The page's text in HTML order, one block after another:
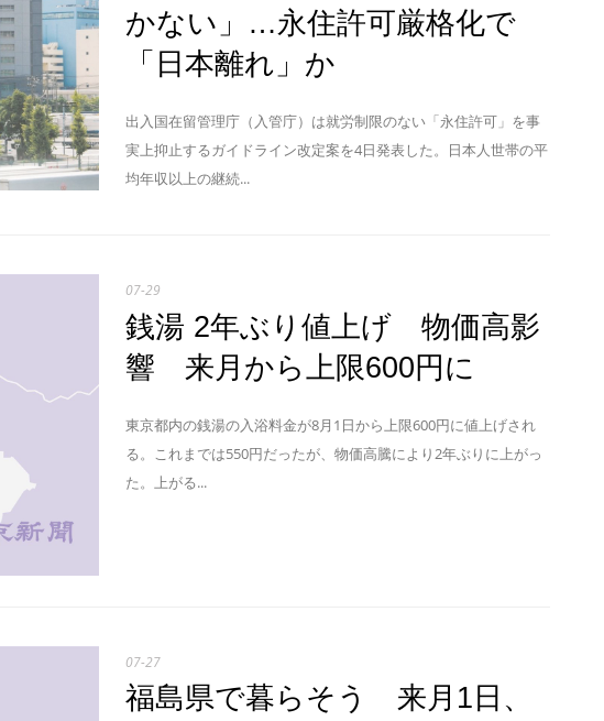
かない」…永住許可厳格化で
「日本離れ」か
出入国在留管理庁（入管庁）は就労制限のない「永住許可」を事
実上抑止するガイドライン改定案を4日発表した。日本人世帯の平
均年収以上の継続...
07-29
銭湯 2年ぶり値上げ 物価高影
響 来月から上限600円に
東京都内の銭湯の入浴料金が8月1日から上限600円に値上げされ
る。これまでは550円だったが、物価高騰により2年ぶりに上がっ
た。上がる...
07-27
福島県で暮らそう 来月1日、